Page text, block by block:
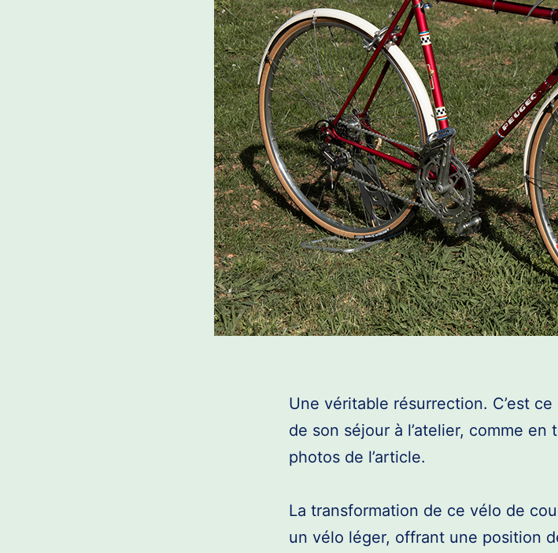
Une véritable résurrection. C’est
de son séjour à l’atelier, comme
photos de l’article.
La transformation de ce vélo de
un vélo léger, offrant une position